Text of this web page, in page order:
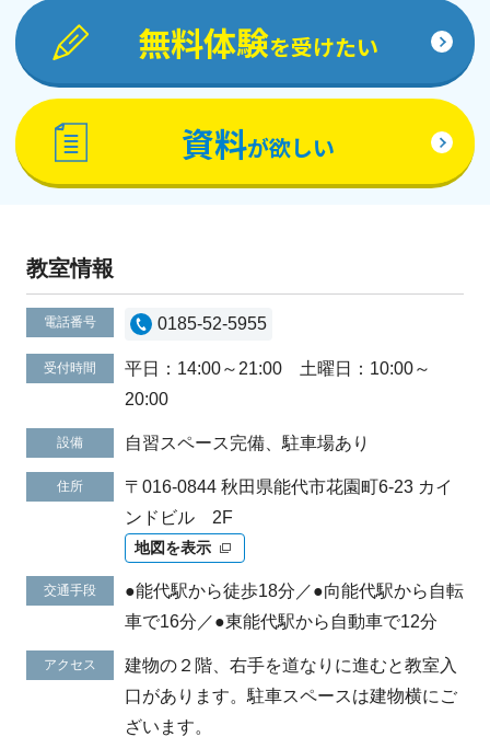
無料体験を受けたい
資料が欲しい
教室情報
電話番号 0185-52-5955
受付時間
平日：14:00～21:00 土曜日：10:00～
20:00
設備 自習スペース完備、駐車場あり
住所
〒016-0844 秋田県能代市花園町6-23 カイ
ンドビル 2F
地図を表示
交通手段
●能代駅から徒歩18分／●向能代駅から自転
車で16分／●東能代駅から自動車で12分
アクセス
建物の２階、右手を道なりに進むと教室入
口があります。駐車スペースは建物横にご
ざいます。